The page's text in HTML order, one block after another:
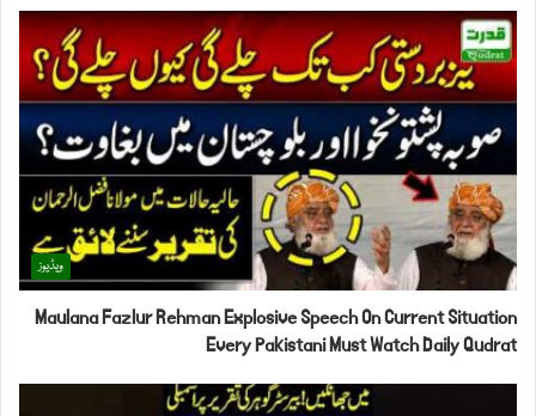
ویڈیوز
Maulana Fazlur Rehman Explosive Speech On Current Situation
Every Pakistani Must Watch Daily Qudrat